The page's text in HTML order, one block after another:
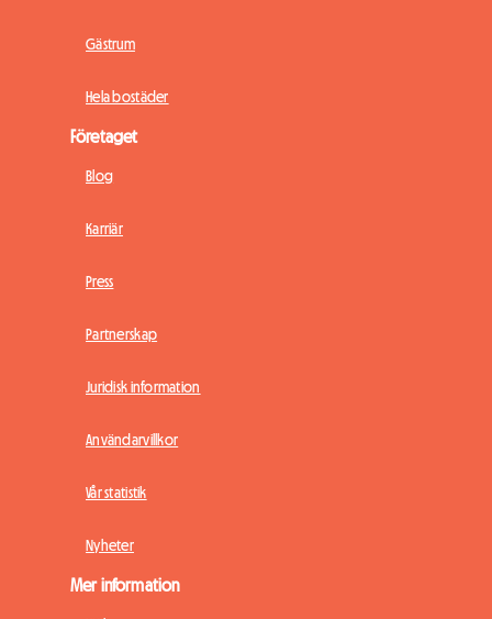
Gästrum
Hela bostäder
Företaget
Blog
Karriär
Press
Partnerskap
Juridisk information
Användarvillkor
Vår statistik
Nyheter
Mer information